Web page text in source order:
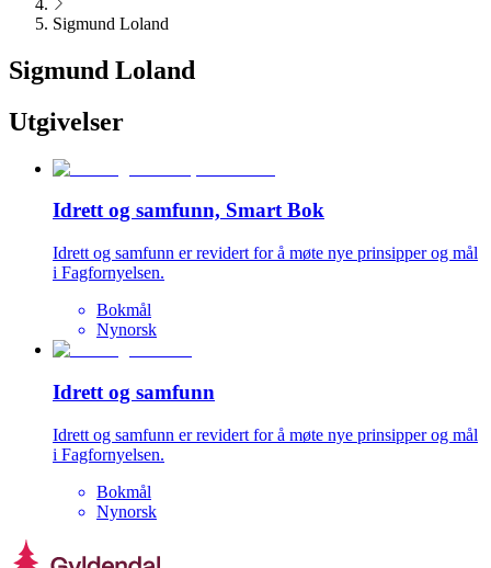
Sigmund Loland
Sigmund Loland
Utgivelser
Idrett og samfunn, Smart Bok
Idrett og samfunn er revidert for å møte nye prinsipper og mål
i Fagfornyelsen.
Bokmål
Nynorsk
Idrett og samfunn
Idrett og samfunn er revidert for å møte nye prinsipper og mål
i Fagfornyelsen.
Bokmål
Nynorsk